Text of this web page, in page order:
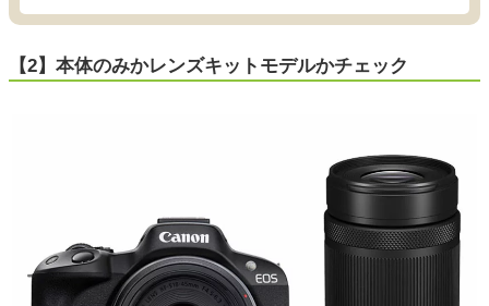
【2】本体のみかレンズキットモデルかチェック